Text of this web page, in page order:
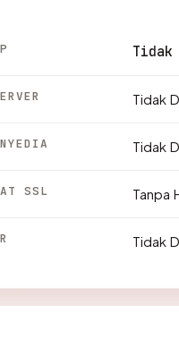
Tidak
Tidak
SSL Tanpa
Tidak